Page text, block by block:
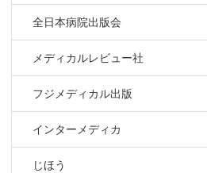
全日本病院出版会
メディカルレビュー社
フジメディカル出版
インターメディカ
じほう